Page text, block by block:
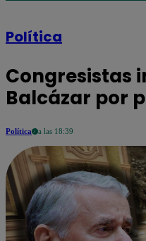
Política
Congresistas
Balcázar por
Política a las 18:39